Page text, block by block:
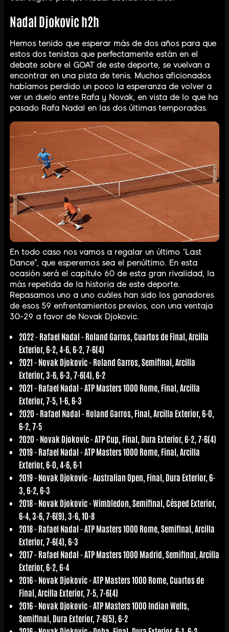
Nadal Djokovic h2h
Hemos tenido que esperar más de dos años para que
estos dos tenistas que perfectamente están en el
debate sobre el GOAT de este deporte, se vuelvan a
encontrar en una pista de tenis. Muchos aficionados
habíamos perdido un poco la esperanza de volver a
ver un duelo entre Rafa y Novak, en vista de lo que ha
pasado Rafa Nadal en las dos últimas temporadas.
En todo caso nos vamos a regalar un último “Last
Dance”, que esperemos sea el penúltimo. En esta
ocasión será el capítulo 60 de esta gran rivalidad, la
más repetida de la historia de este deporte.
Repasamos uno a uno cuáles han sido los ganadores
de esos 59 enfrentamientos previos, con una ventaja
30-29 a favor de Novak Djokovic.
2022 - Rafael Nadal- Roland Garros, Cuartos de Final, Arcilla
Exterior, 6-2, 4-6, 6-2, 7-6(4)
2021 - Novak Djokovic- Roland Garros, Semifinal, Arcilla
Exterior, 3-6, 6-3, 7-6(4), 6-2
2021 - Rafael Nadal- ATP Masters 1000 Rome, Final, Arcilla
Exterior, 7-5, 1-6, 6-3
2020 - Rafael Nadal- Roland Garros, Final, Arcilla Exterior, 6-0,
6-2, 7-5
2020 - Novak Djokovic- ATP Cup, Final, Dura Exterior, 6-2, 7-6(4)
2019 - Rafael Nadal- ATP Masters 1000 Rome, Final, Arcilla
Exterior, 6-0, 4-6, 6-1
2019 - Novak Djokovic- Australian Open, Final, Dura Exterior, 6-
3, 6-2, 6-3
2018 - Novak Djokovic- Wimbledon, Semifinal, Césped Exterior,
6-4, 3-6, 7-6(9), 3-6, 10-8
2018 - Rafael Nadal- ATP Masters 1000 Rome, Semifinal, Arcilla
Exterior, 7-6(4), 6-3
2017 - Rafael Nadal- ATP Masters 1000 Madrid, Semifinal, Arcilla
Exterior, 6-2, 6-4
2016 - Novak Djokovic- ATP Masters 1000 Rome, Cuartos de
Final, Arcilla Exterior, 7-5, 7-6(4)
2016 - Novak Djokovic- ATP Masters 1000 Indian Wells,
Semifinal, Dura Exterior, 7-6(5), 6-2